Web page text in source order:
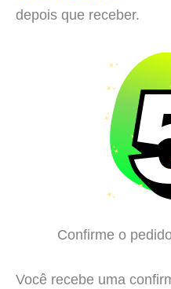
depois que receber.
Confirme o
Você recebe uma